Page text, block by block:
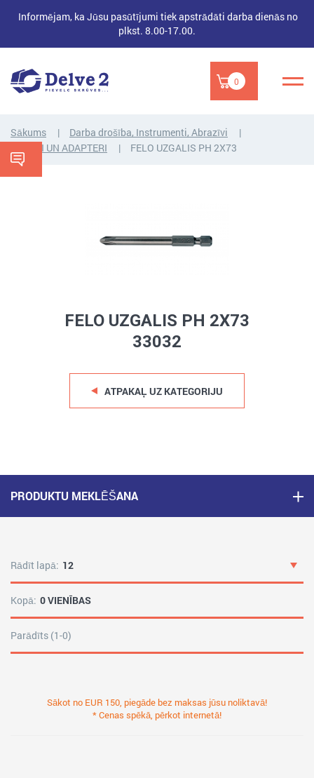
Informējam, ka Jūsu pasūtījumi tiek apstrādāti darba dienās no
plkst. 8.00-17.00.
0
Sākums
Darba drošība, Instrumenti, Abrazīvi
UZGAĻI UN ADAPTERI
FELO UZGALIS PH 2X73
FELO UZGALIS PH 2X73
33032
ATPAKAĻ UZ KATEGORIJU
PRODUKTU MEKLĒŠANA
Rādīt lapā: 12
Kopā: 0 VIENĪBAS
Parādīts (1-0)
Sākot no EUR 150, piegāde bez maksas jūsu noliktavā!
* Cenas spēkā, pērkot internetā!